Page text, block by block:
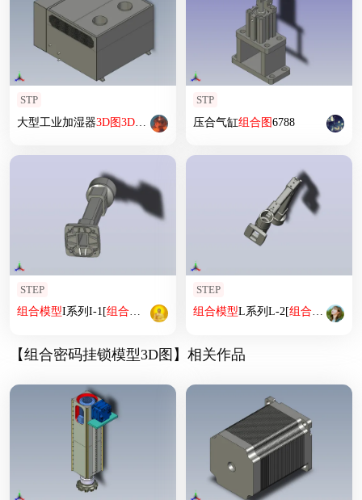
STP
大型工业加湿器3D图3D模型
STP
压合气缸组合图6788
STEP
组合模型I系列I-1[组合模型I系列I-1]
STEP
组合模型L系列L-2[组合模型L系
【组合密码挂锁模型3D图】相关作品